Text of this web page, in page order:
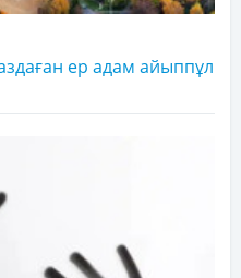
ер адам айыппұл